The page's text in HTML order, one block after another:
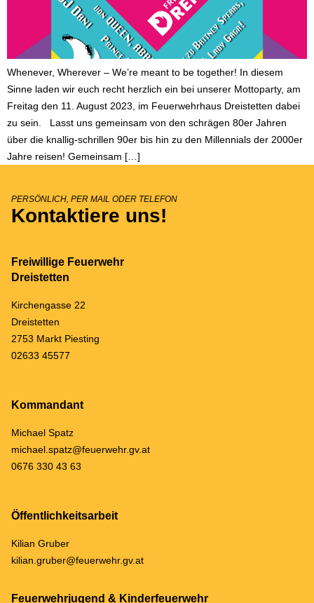
Whenever, Wherever – We’re meant to be together! In diesem
Sinne laden wir euch recht herzlich ein bei unserer Mottoparty, am
Freitag den 11. August 2023, im Feuerwehrhaus Dreistetten dabei
zu sein. Lasst uns gemeinsam von den schrägen 80er Jahren
über die knallig-schrillen 90er bis hin zu den Millennials der 2000er
Jahre reisen! Gemeinsam […]
PERSÖNLICH, PER MAIL ODER TELEFON
Kontaktiere uns!
Freiwillige Feuerwehr
Dreistetten
Kirchengasse 22
Dreistetten
2753 Markt Piesting
02633 45577
Kommandant
Michael Spatz
michael.spatz@feuerwehr.gv.at
0676 330 43 63
Öffentlichkeitsarbeit
Kilian Gruber
kilian.gruber@feuerwehr.gv.at
Feuerwehrjugend & Kinderfeuerwehr